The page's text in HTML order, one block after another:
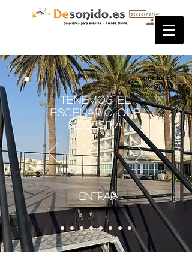
Tenemos el
escenario que
necesita
Entrar